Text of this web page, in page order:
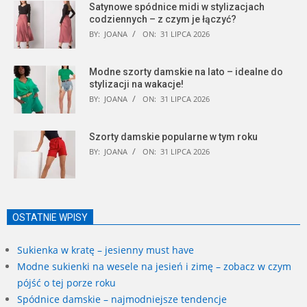
Satynowe spódnice midi w stylizacjach
codziennych – z czym je łączyć?
BY: JOANA ON: 31 LIPCA 2026
Modne szorty damskie na lato – idealne do
stylizacji na wakacje!
BY: JOANA ON: 31 LIPCA 2026
Szorty damskie popularne w tym roku
BY: JOANA ON: 31 LIPCA 2026
OSTATNIE WPISY
Sukienka w kratę – jesienny must have
Modne sukienki na wesele na jesień i zimę – zobacz w czym
pójść o tej porze roku
Spódnice damskie – najmodniejsze tendencje